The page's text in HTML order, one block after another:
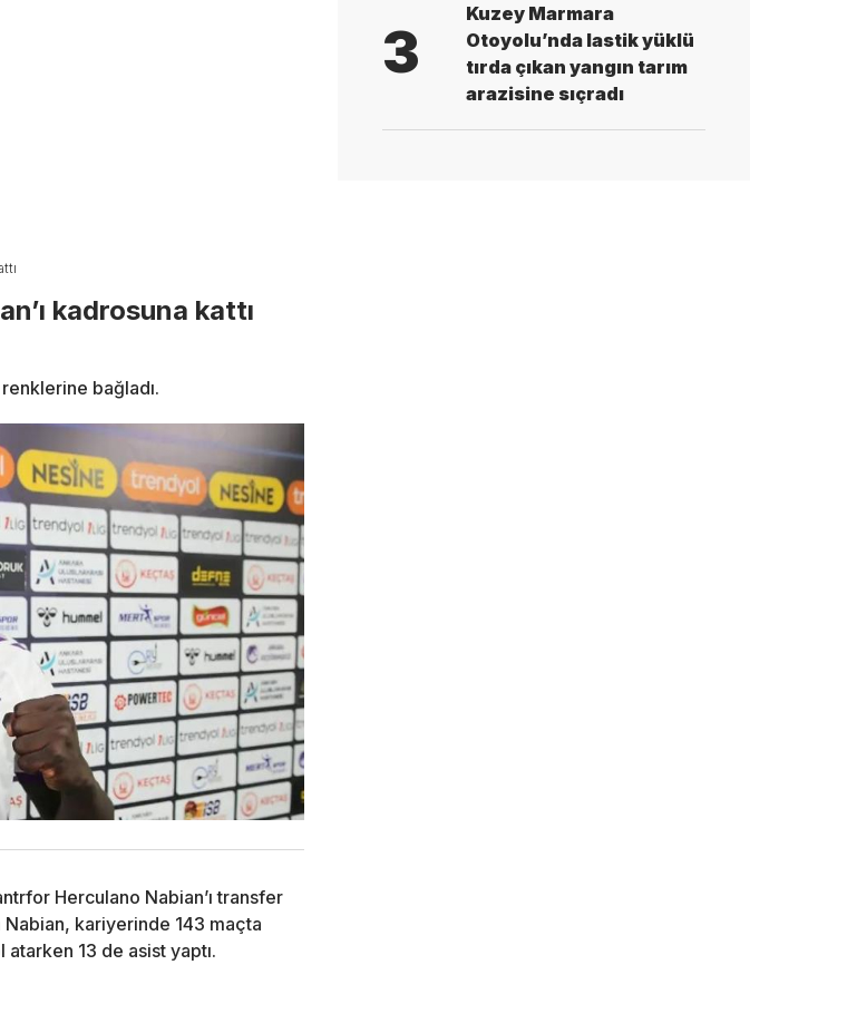
kadrosuna kattı
bağladı.
Herculano Nabian’ı transfer
Nabian, kariyerinde 143 maçta
13 de asist yaptı.
3
Kuzey Marmara
Otoyolu’nda lastik yüklü
tırda çıkan yangın tarım
arazisine sıçradı